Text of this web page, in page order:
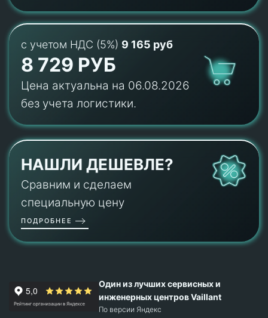
с учетом НДС (5%) 9 165 руб
8 729 РУБ
Цена актуальна на 06.08.2026
без учета логистики.
НАШЛИ ДЕШЕВЛЕ?
Сравним и сделаем
специальную цену
ПОДРОБНЕЕ
Один из лучших сервисных и
инженерных центров Vaillant
По версии Яндекс